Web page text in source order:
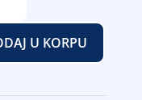
U KORPU